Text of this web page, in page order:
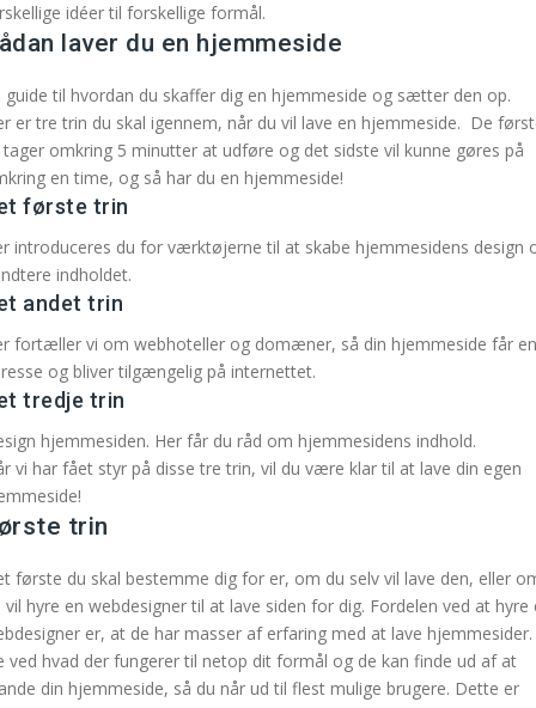
idéer til forskellige formål.
laver du en hjemmeside
guide til hvordan du skaffer dig en hjemmeside og sætter den op.
er tre trin du skal igennem, når du vil lave en hjemmeside. De
omkring 5 minutter at udføre og det sidste vil kunne gøres på
en time, og så har du en hjemmeside!
første trin
introduceres du for værktøjerne til at skabe hjemmesidens design
indholdet.
andet trin
fortæller vi om webhoteller og domæner, så din hjemmeside får en
og bliver tilgængelig på internettet.
tredje trin
hjemmesiden. Her får du råd om hjemmesidens indhold.
vi har fået styr på disse tre trin, vil du være klar til at lave din egen
trin
første du skal bestemme dig for er, om du selv vil lave den, eller
vil hyre en webdesigner til at lave siden for dig. Fordelen ved at hyre
er, at de har masser af erfaring med at lave hjemmesider.
ved hvad der fungerer til netop dit formål og de kan finde ud af at
din hjemmeside, så du når ud til flest mulige brugere. Dette er